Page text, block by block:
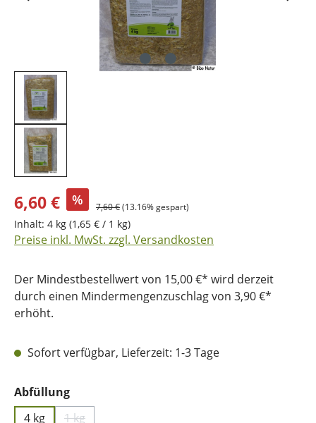
6,60 € % 7,60 €(13.16% gespart)
Inhalt: 4 kg (1,65 € / 1 kg)
Preise inkl. MwSt. zzgl. Versandkosten
Der Mindestbestellwert von 15,00 €* wird derzeit
durch einen Mindermengenzuschlag von 3,90 €*
erhöht.
Sofort verfügbar, Lieferzeit: 1-3 Tage
Abfüllungauswählen
4 kg
1 kg